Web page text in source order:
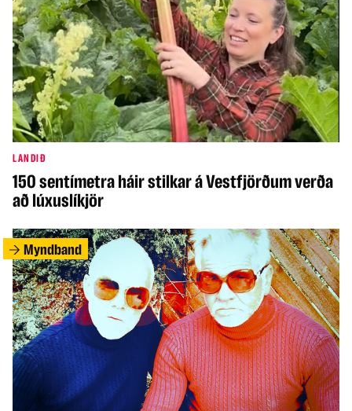
LANDIÐ
150 sentímetra háir stilkar á Vestfjörðum verða
að lúxuslíkjör
Myndband